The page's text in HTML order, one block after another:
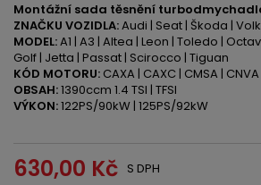
Montážní sada těsnění
ZNAČKU VOZIDLA:Audi | Seat | Škoda |
MODEL:A1 | A3 | Altea | Leon | Toledo |
Golf | Jetta | Passat | Scirocco | Tiguan
KÓD MOTORU: CAXA | CAXC | CMSA | CNVA
OBSAH:1390ccm 1.4 TSI | TFSI
VÝKON:122PS/90kW | 125PS/92kW
630,00 Kč S DPH